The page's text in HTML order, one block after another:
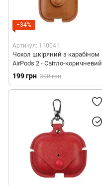
−34%
Артикул: 110041
Чохол шкіряний з карабіном
AirPods 2 - Світло-коричневий
199 грн 300 грн